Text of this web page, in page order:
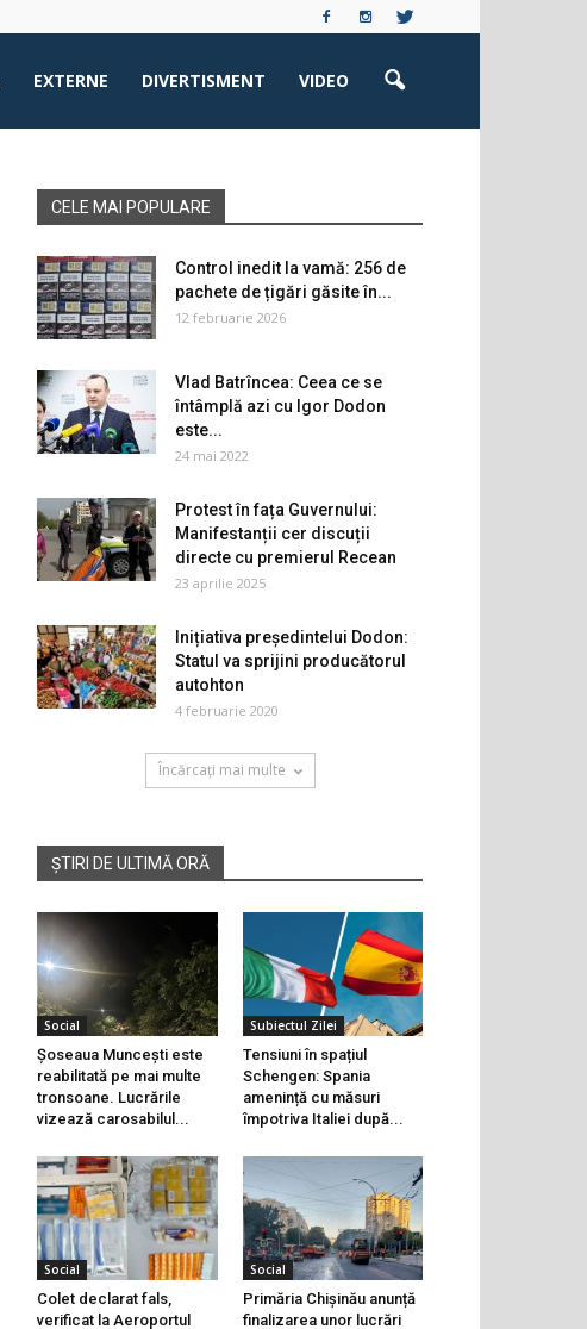
EXTERNE DIVERTISMENT VIDEO
CELE MAI POPULARE
Control inedit la vamă: 256 de
pachete de țigări găsite în...
12 februarie 2026
Vlad Batrîncea: Ceea ce se
întâmplă azi cu Igor Dodon
este...
24 mai 2022
Protest în fața Guvernului:
Manifestanții cer discuții
directe cu premierul Recean
23 aprilie 2025
Inițiativa președintelui Dodon:
Statul va sprijini producătorul
autohton
4 februarie 2020
Încărcați mai multe
ȘTIRI DE ULTIMĂ ORĂ
Social
Șoseaua Muncești este
reabilitată pe mai multe
tronsoane. Lucrările
vizează carosabilul...
Subiectul Zilei
Tensiuni în spațiul
Schengen: Spania
amenință cu măsuri
împotriva Italiei după...
Social
Colet declarat fals,
verificat la Aeroportul
Social
Primăria Chișinău anunță
finalizarea unor lucrări